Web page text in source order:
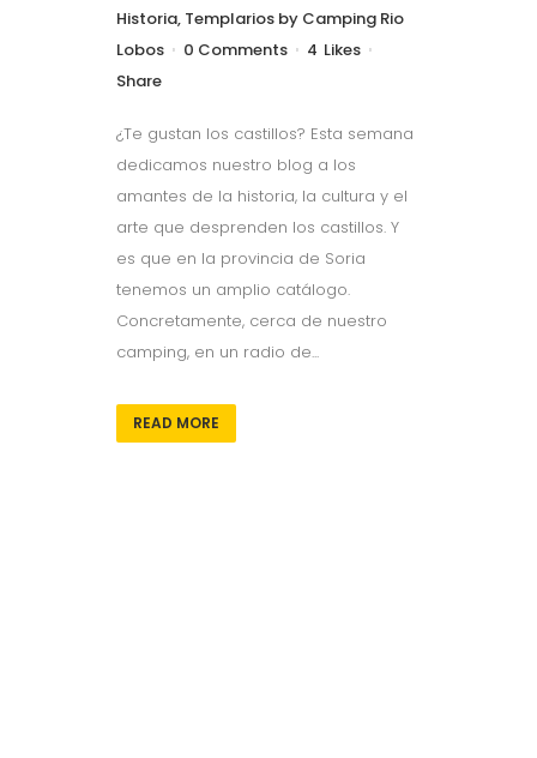
Historia, Templarios by Camping Rio
Lobos
0 Comments 4 Likes
Share
¿Te gustan los castillos? Esta semana
dedicamos nuestro blog a los
amantes de la historia, la cultura y el
arte que desprenden los castillos. Y
es que en la provincia de Soria
tenemos un amplio catálogo.
Concretamente, cerca de nuestro
camping, en un radio de...
READ MORE